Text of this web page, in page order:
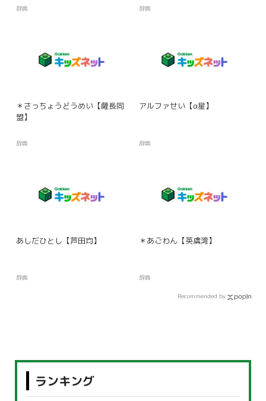
辞典 辞典
＊さっちょうどうめい【薩長同
盟】
辞典
アルファせい【α星】
辞典
あしだひとし【芦田均】
辞典
＊あごわん【英虞湾】
辞典
Recommended by
ランキング